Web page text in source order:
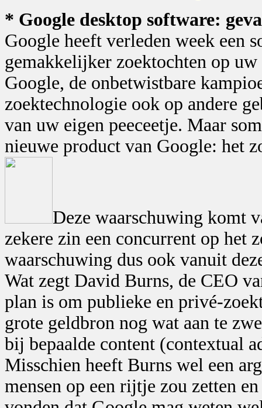
* Google desktop software:
Google heeft verleden week een
gemakkelijker zoektochten op
Google, de onbetwistbare
zoektechnologie ook op andere
van uw eigen peeceetje. Maar
nieuwe product van Google: het
Deze waarschuwing komt
zekere zin een concurrent op het
waarschuwing dus ook vanuit
Wat zegt David Burns, de CEO
plan is om publieke en privé-
grote geldbron nog wat aan te
bij bepaalde content (contextual
Misschien heeft Burns wel een
mensen op een rijtje zou zetten